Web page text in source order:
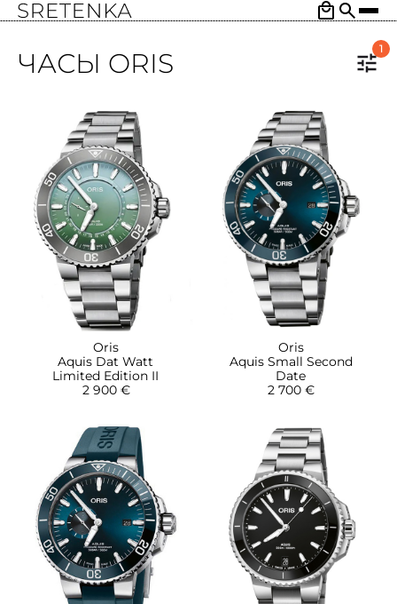
ЧАСЫ ORIS 1
Oris
Aquis Dat Watt
Limited Edition II
2 900 €
Oris
Aquis Small Second
Date
2 700 €